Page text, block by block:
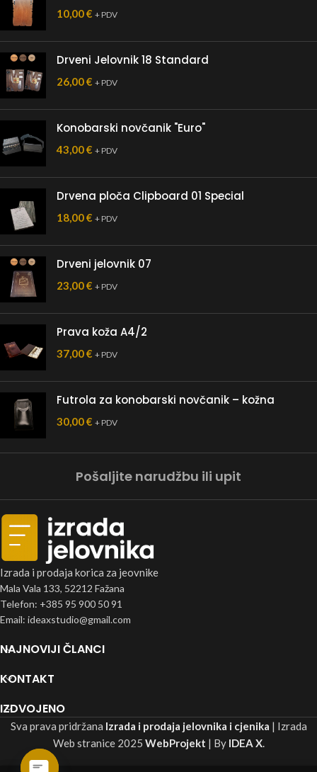
10,00€ + PDV
Drveni Jelovnik 18 Standard
26,00€ + PDV
Konobarski novčanik "Euro"
43,00€ + PDV
Drvena ploča Clipboard 01 Special
18,00€ + PDV
Drveni jelovnik 07
23,00€ + PDV
Prava koža A4/2
37,00€ + PDV
Futrola za konobarski novčanik – kožna
30,00€ + PDV
Pošaljite narudžbu ili upit
Izrada i prodaja korica za jeovnike
Mala Vala 133, 52212 Fažana
Telefon: +385 95 900 50 91
Email: ideaxstudio@gmail.com
NAJNOVIJI ČLANCI
KONTAKT
IZDVOJENO
Sva prava pridržana Izrada i prodaja jelovnika i cjenika | Izrada
Web stranice2025 WebProjekt | By IDEA X.